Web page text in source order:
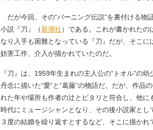
だが今回、その“バーニング伝説”を裏付ける物
小説『刀』（新潮社）である。これが書かれた
なり入手も困難となっている『刀』だが、そこ
妨害工作、介入が描かれていたのだ。
『刀』は、1959年生まれの主人公の“トオル”の
丹念に描いた“愛”と“葛藤”の物語だ。だが、作品
れた年や場所も作者の辻とピタリと符合し、他
時代にミュージシャンとなり、その後小説家とし
３度の結婚を繰り返すとするなど、そこに描か